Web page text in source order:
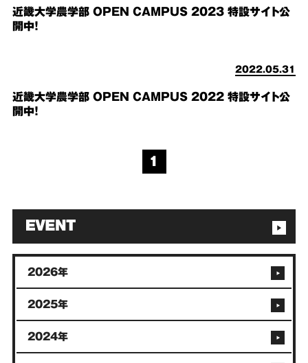
近畿大学農学部 OPEN CAMPUS 2023 特設サイト公
開中！
2022.05.31
近畿大学農学部 OPEN CAMPUS 2022 特設サイト公
開中！
1
2026年
2025年
2024年